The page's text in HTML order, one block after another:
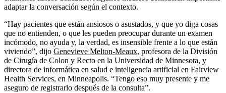
adaptar la conversación según el contexto.
“Hay pacientes que están ansiosos o asustados, y que yo diga cosas
que no entienden, o que les pueden preocupar durante un examen
incómodo, no ayuda y, la verdad, es insensible frente a lo que están
viviendo”, dijo Genevieve Melton-Meaux, profesora de la División
de Cirugía de Colon y Recto en la Universidad de Minnesota, y
directora de informática en salud e inteligencia artificial en Fairview
Health Services, en Minneapolis. “Tengo eso muy presente y me
aseguro de registrarlo después de la consulta”.